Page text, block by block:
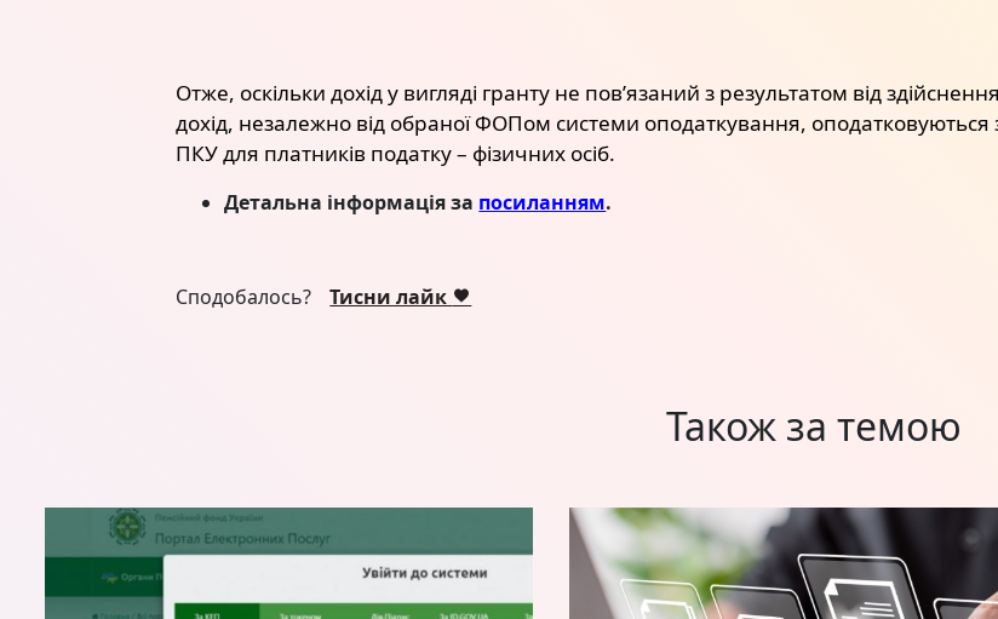
Отже, оскільки дохід у вигляді гранту не пов’язаний з результатом від
дохід, незалежно від обраної ФОПом системи оподаткування,
ПКУ для платників податку – фізичних осіб.
Детальна інформація за посиланням.
Сподобалось? Тисни лайк
Також за темою